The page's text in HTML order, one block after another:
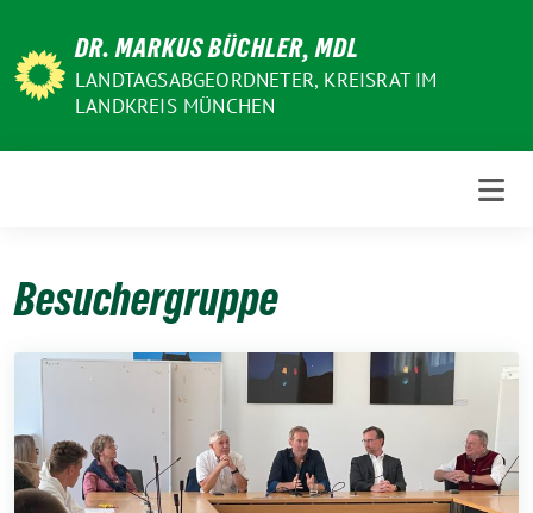
zum
Inhalt
DR. MARKUS BÜCHLER, MDL
LANDTAGSABGEORDNETER, KREISRAT IM
LANDKREIS MÜNCHEN
Besuchergruppe